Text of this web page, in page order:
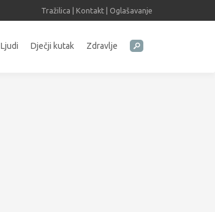
Tražilica Kontakt Oglašavanje
Ljudi Dječji kutak Zdravlje